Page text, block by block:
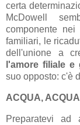
certa
McDowell
componente
familiari, le
dell'unione a
l'amore filiale e
suo opposto: c'è
ACQUA,
Preparatevi ad